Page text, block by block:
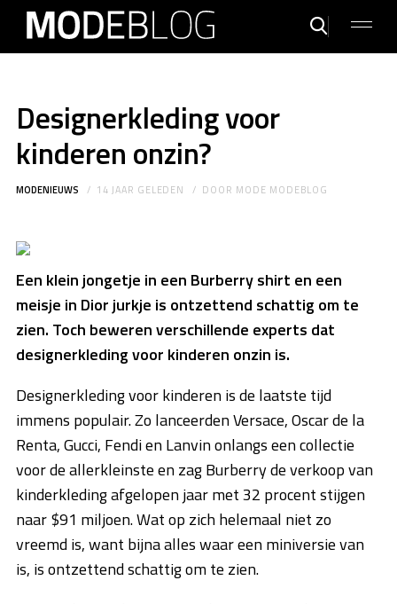
Designerkleding voor
kinderen onzin?
MODENIEUWS 14 JAAR GELEDEN DOOR MODE MODEBLOG
Een klein jongetje in een Burberry shirt en een
meisje in Dior jurkje is ontzettend schattig om te
zien. Toch beweren verschillende experts dat
designerkleding voor kinderen onzin is.
Designerkleding voor kinderen is de laatste tijd
immens populair. Zo lanceerden Versace, Oscar de la
Renta, Gucci, Fendi en Lanvin onlangs een collectie
voor de allerkleinste en zag Burberry de verkoop van
kinderkleding afgelopen jaar met 32 procent stijgen
naar $91 miljoen. Wat op zich helemaal niet zo
vreemd is, want bijna alles waar een miniversie van
is, is ontzettend schattig om te zien.